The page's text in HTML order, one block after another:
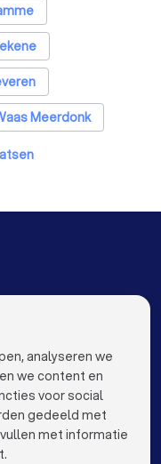
Meerdonk
in Zele
in Brugge
in Aalst
keyboard_arrow_down
analyseren we
we content en
voor social
gedeeld met
met informatie